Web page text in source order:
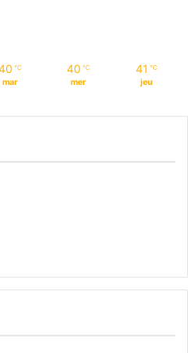
℃
mar
40 ℃
mer
41 ℃
jeu